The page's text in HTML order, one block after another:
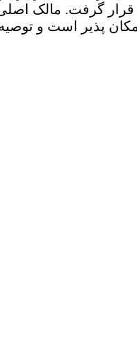
1375 در فهرست آثار ملی